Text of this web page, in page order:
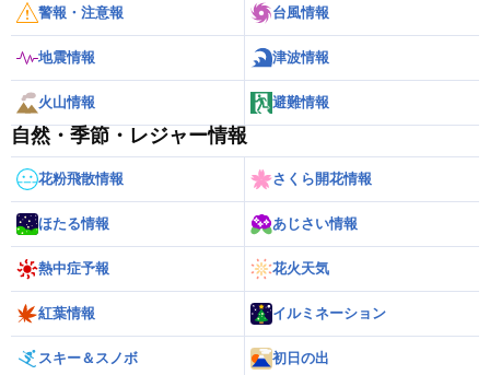
警報・注意報 台風情報
地震情報 津波情報
火山情報 避難情報
自然・季節・レジャー情報
花粉飛散情報 さくら開花情報
ほたる情報 あじさい情報
熱中症予報 花火天気
紅葉情報 イルミネーション
スキー＆スノボ 初日の出